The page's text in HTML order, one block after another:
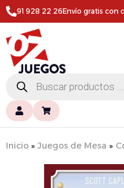
91 928 22 26Envío gratis con
Inicio » Juegos de Mesa »